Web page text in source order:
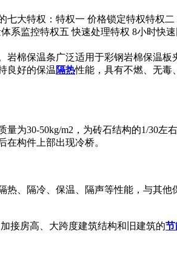
大特权：特权一 价格锁定特权特权
监控特权五 快速处理特权 8小时
岩棉保温条广泛适用于彩钢岩棉保温
良好的保温隔热性能，具有不燃、无毒
为30-50kg/m2，为砖石结构的1/30左
构件上部出现冷桥。
、隔冷、保温、隔声等性能，与其
接房高、大跨度建筑结构和旧建筑的节